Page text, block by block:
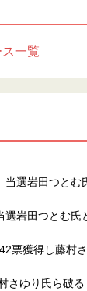
一覧
選岩田つとむ
岩田つとむ氏
票獲得し藤村
さゆり氏ら破る